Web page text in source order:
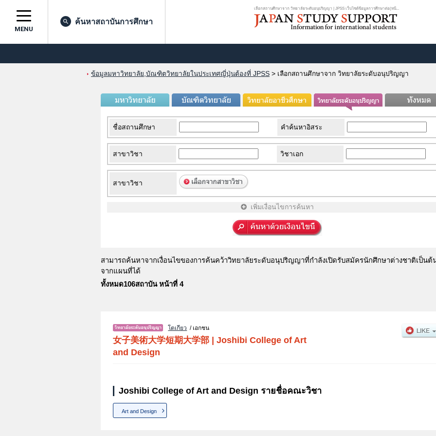
เลือกสถานศึกษาจาก วิทยาลัยระดับอนุปริญญา | JPSS เว็บไซต์ข้อมูลการศึกษาต่อ(หน้...
MENU
ค้นหาสถาบันการศึกษา
ข้อมูลมหาวิทยาลัย,บัณฑิตวิทยาลัยในประเทศญี่ปุ่นต้องที่ JPSS > เลือกสถานศึกษาจาก วิทยาลัยระดับอนุปริญญา
ชื่อสถานศึกษา คำค้นหาอิสระ
สาขาวิชา วิชาเอก
สาขาวิชา
เพิ่มเงื่อนไขการค้นหา
สามารถค้นหาจากเงื่อนไขของการค้นคว้าวิทยาลัยระดับอนุปริญญาที่กำลังเปิดรับสมัครนักศึกษาต่างชาติเป็นต้
จากแผนที่ได้
ทั้งหมด106สถาบัน หน้าที่ 4
โตเกียว / เอกชน
女子美術大学短期大学部
Joshibi College of Art
and Design
Joshibi College of Art and Design รายชื่อคณะวิชา
Art and Design